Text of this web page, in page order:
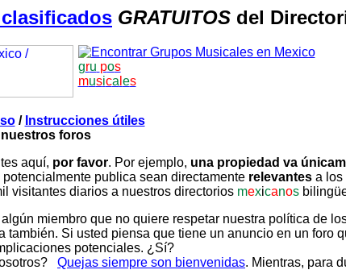
GRATUITOS del
gru pos
musica es
/ Instrucciones útiles
nuestros foros
aquí, por favor. Por ejemplo, una propiedad va
potencialmente publica sean directamente relevantes a los
visitantes diarios a nuestros directorios mexicanos
miembro que no quiere respetar nuestra política de
Si usted piensa que tiene un anuncio en un foro
potenciales. ¿Sí?
Quejas siempre son bienvenidas. Mientras, para